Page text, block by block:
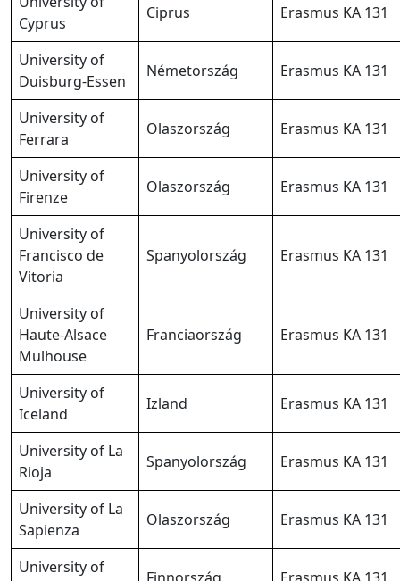
Cyprus
Ciprus Erasmus KA 131
University of
Duisburg-Essen
Németország Erasmus KA 131
University of
Ferrara
Olaszország Erasmus KA 131
University of
Firenze
Olaszország Erasmus KA 131
University of
Francisco de
Vitoria
Spanyolország Erasmus KA 131
University of
Haute-Alsace
Mulhouse
Franciaország Erasmus KA 131
University of
Iceland
Izland Erasmus KA 131
University of La
Rioja
Spanyolország Erasmus KA 131
University of La
Sapienza
Olaszország Erasmus KA 131
University of